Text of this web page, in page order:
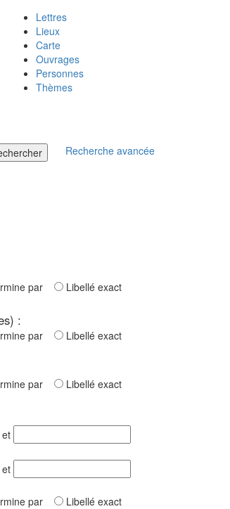
Lettres
Lieux
Carte
Ouvrages
Personnes
Thèmes
Recherche avancée
par Libellé exact
:
par Libellé exact
par Libellé exact
et
et
par Libellé exact